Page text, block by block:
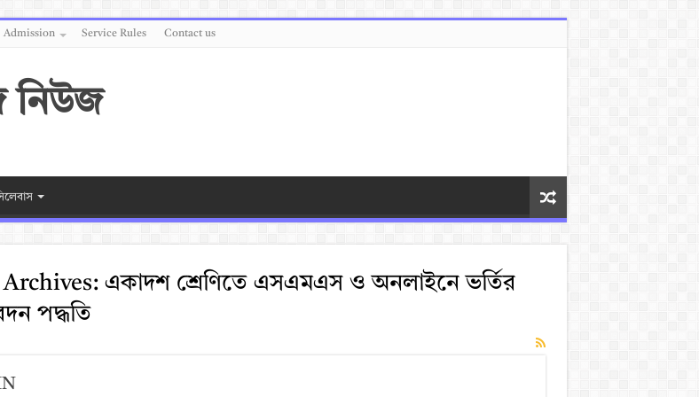
Admission Service Rules Contact us
নিউজ
Archives: একাদশ শ্রেণিতে এসএমএস ও অনলাইনে ভর্তির
পদ্ধতি